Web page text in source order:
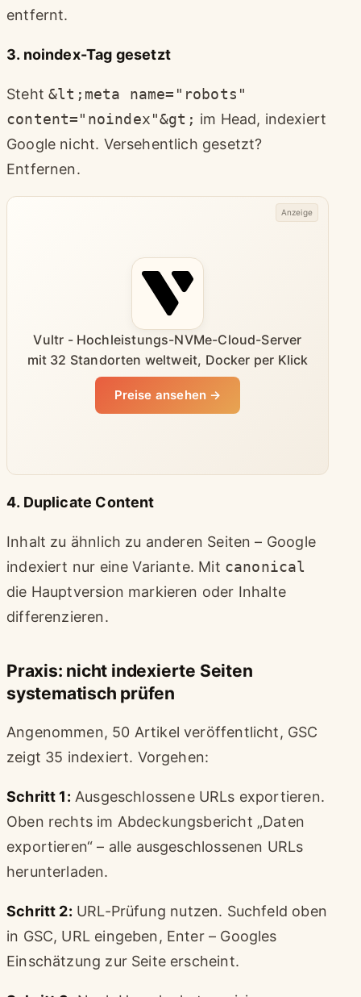
entfernt.
3. noindex-Tag gesetzt
Steht&lt;meta name="robots"
content="noindex"&gt; im Head, indexiert
Google nicht. Versehentlich gesetzt?
Entfernen.
Vultr - Hochleistungs-NVMe-Cloud-Server
mit 32 Standorten weltweit, Docker per Klick
Preise ansehen →
Anzeige
4. Duplicate Content
Inhalt zu ähnlich zu anderen Seiten – Google
indexiert nur eine Variante. Mit canonical
die Hauptversion markieren oder Inhalte
differenzieren.
Praxis: nicht indexierte Seiten
systematisch prüfen
Angenommen, 50 Artikel veröffentlicht, GSC
zeigt 35 indexiert. Vorgehen:
Schritt 1: Ausgeschlossene URLs exportieren.
Oben rechts im Abdeckungsbericht „Daten
exportieren“ – alle ausgeschlossenen URLs
herunterladen.
Schritt 2: URL-Prüfung nutzen. Suchfeld oben
in GSC, URL eingeben, Enter – Googles
Einschätzung zur Seite erscheint.